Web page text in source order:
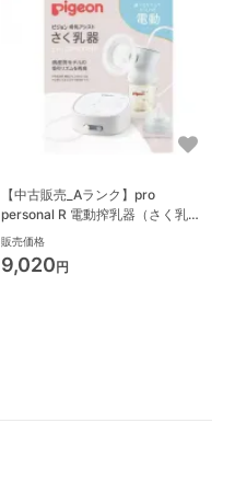
【中古販売_Aランク】pro
personal R 電動搾乳器（さく乳
器） ピジョン(pigeon)
販売価格
9,020円